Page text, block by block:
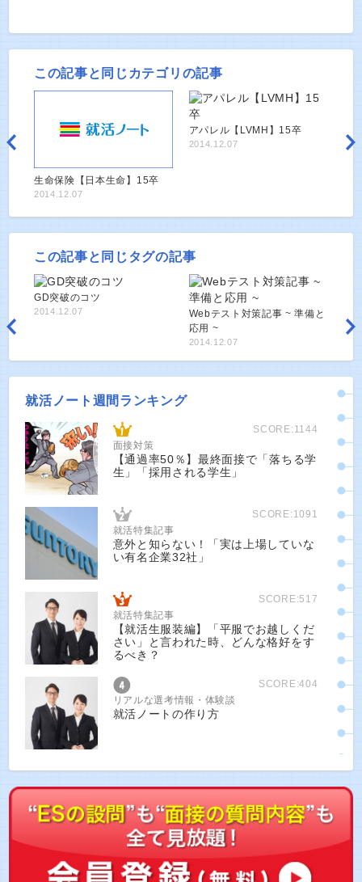
この記事と同じカテゴリの記事
生命保険【日本生命】15卒
2014.12.07
アパレル【LVMH】15卒
2014.12.07
この記事と同じタグの記事
GD突破のコツ
2014.12.07
Webテスト対策記事 ~ 準備と
応用 ~
2014.12.07
就活ノート週間ランキング
SCORE:1144
面接対策
【通過率50％】最終面接で「落ちる学
生」「採用される学生」
SCORE:1091
就活特集記事
意外と知らない！「実は上場していな
い有名企業32社」
SCORE:517
就活特集記事
【就活生服装編】「平服でお越しくだ
さい」と言われた時、どんな格好をす
るべき？
SCORE:404
リアルな選考情報・体験談
就活ノートの作り方